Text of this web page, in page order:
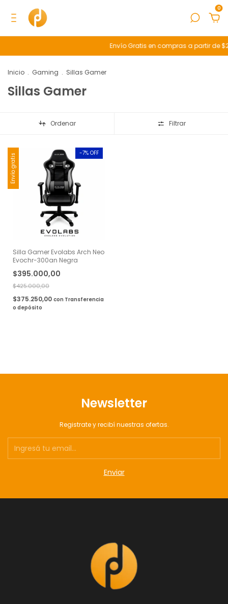
0
Envío Gratis en compras a partir de
Inicio . Gaming . Sillas Gamer
Sillas Gamer
Ordenar Filtrar
Envío gratis
Silla Gamer Evolabs Arch Neo
Evochr-300an Negra
$395.000,00
-7% OFF
$425.000,00
$375.250,00 con Transferencia
o depósito
Newsletter
Registrate y recibí nuestras ofertas.